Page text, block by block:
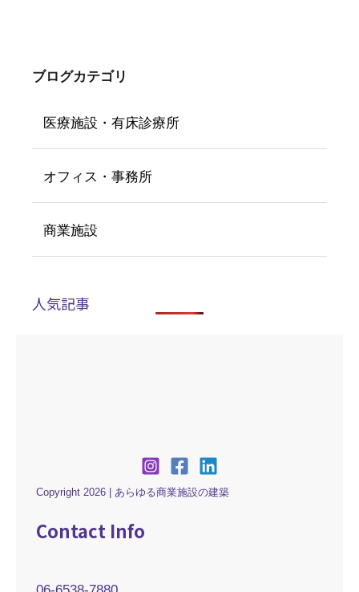
ブログカテゴリ
医療施設・有床診療所
オフィス・事務所
商業施設
人気記事
Copyright 2026 | あらゆる商業施設の建築
Contact Info